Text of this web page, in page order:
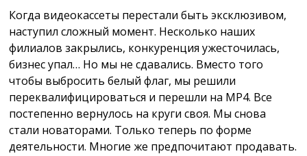
Когда видеокассеты перестали быть эксклюзивом,
наступил сложный момент. Несколько наших
филиалов закрылиcь, конкуренция ужесточилась,
бизнес упал… Но мы не сдавались. Вместо того
чтобы выбросить белый флаг, мы решили
переквалифицироваться и перешли на MP4. Все
постепенно вернулось на круги своя. Мы снова
стали новаторами. Только теперь по форме
деятельности. Многие же предпочитают продавать.